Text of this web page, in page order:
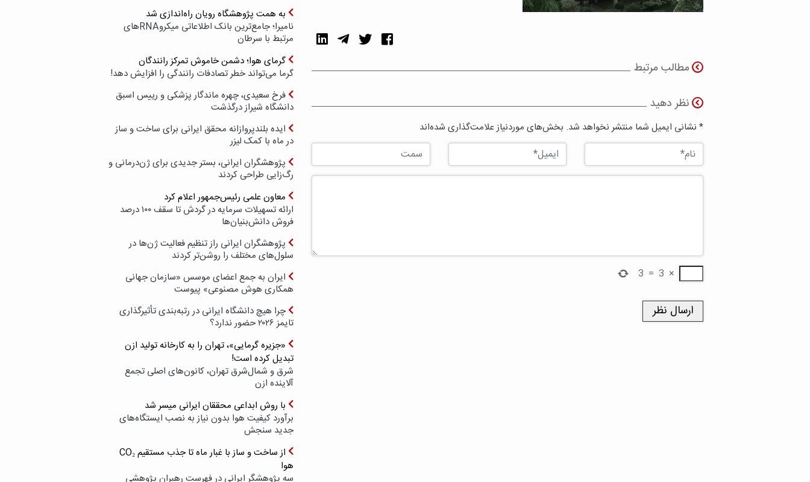
مطالب مرتبط
نظر دهید
* نشانی ایمیل شما منتشر نخواهد شد. بخش‌های موردنیاز علامت‌گذاری شده‌اند
×
3
=
3
به همت پژوهشگاه رویان راه‌اندازی شد
نامیرا؛ جامع‌ترین بانک اطلاعاتی میکروRNAهای
مرتبط با سرطان
گرمای هوا؛ دشمن خاموش تمرکز رانندگان
گرما می‌تواند خطر تصادفات رانندگی را افزایش دهد!
فرخ سعیدی، چهره ماندگار پزشکی و رییس اسبق
دانشگاه شیراز درگذشت
ایده بلندپروازانه محقق ایرانی برای ساخت و ساز
در ماه با کمک لیزر
پژوهشگران ایرانی، بستر جدیدی برای ژن‌درمانی و
رگ‌زایی طراحی کردند
معاون علمی رئیس‌جمهور اعلام کرد
ارائه تسهیلات سرمایه در گردش تا سقف ۱۰۰ درصد
فروش دانش‌بنیان‌ها
پژوهشگران ایرانی راز تنظیم فعالیت ژن‌ها در
سلول‌های مختلف را روشن‌تر کردند
ایران به جمع اعضای موسس «سازمان جهانی
همکاری هوش مصنوعی» پیوست
چرا هیچ دانشگاه ایرانی در رتبه‌بندی تأثیرگذاری
تایمز ۲۰۲۶ حضور ندارد؟
«جزیره گرمایی»، تهران را به کارخانه تولید ازن
تبدیل کرده است!
شرق و شمال‌شرق تهران، کانون‌های اصلی تجمع
آلاینده ازن
با روش ابداعی محققان ایرانی میسر شد
برآورد کیفیت هوا بدون نیاز به نصب ایستگاه‌های
جدید سنجش
از ساخت و ساز با غبار ماه تا جذب مستقیم CO₂
هوا
سه پژوهشگر ایرانی در فهرست رهبران پژوهشی